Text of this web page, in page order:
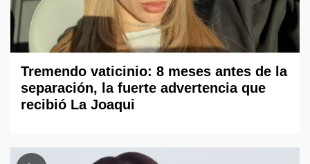
Tremendo vaticinio: 8 meses antes de la
separación, la fuerte advertencia que
recibió La Joaqui